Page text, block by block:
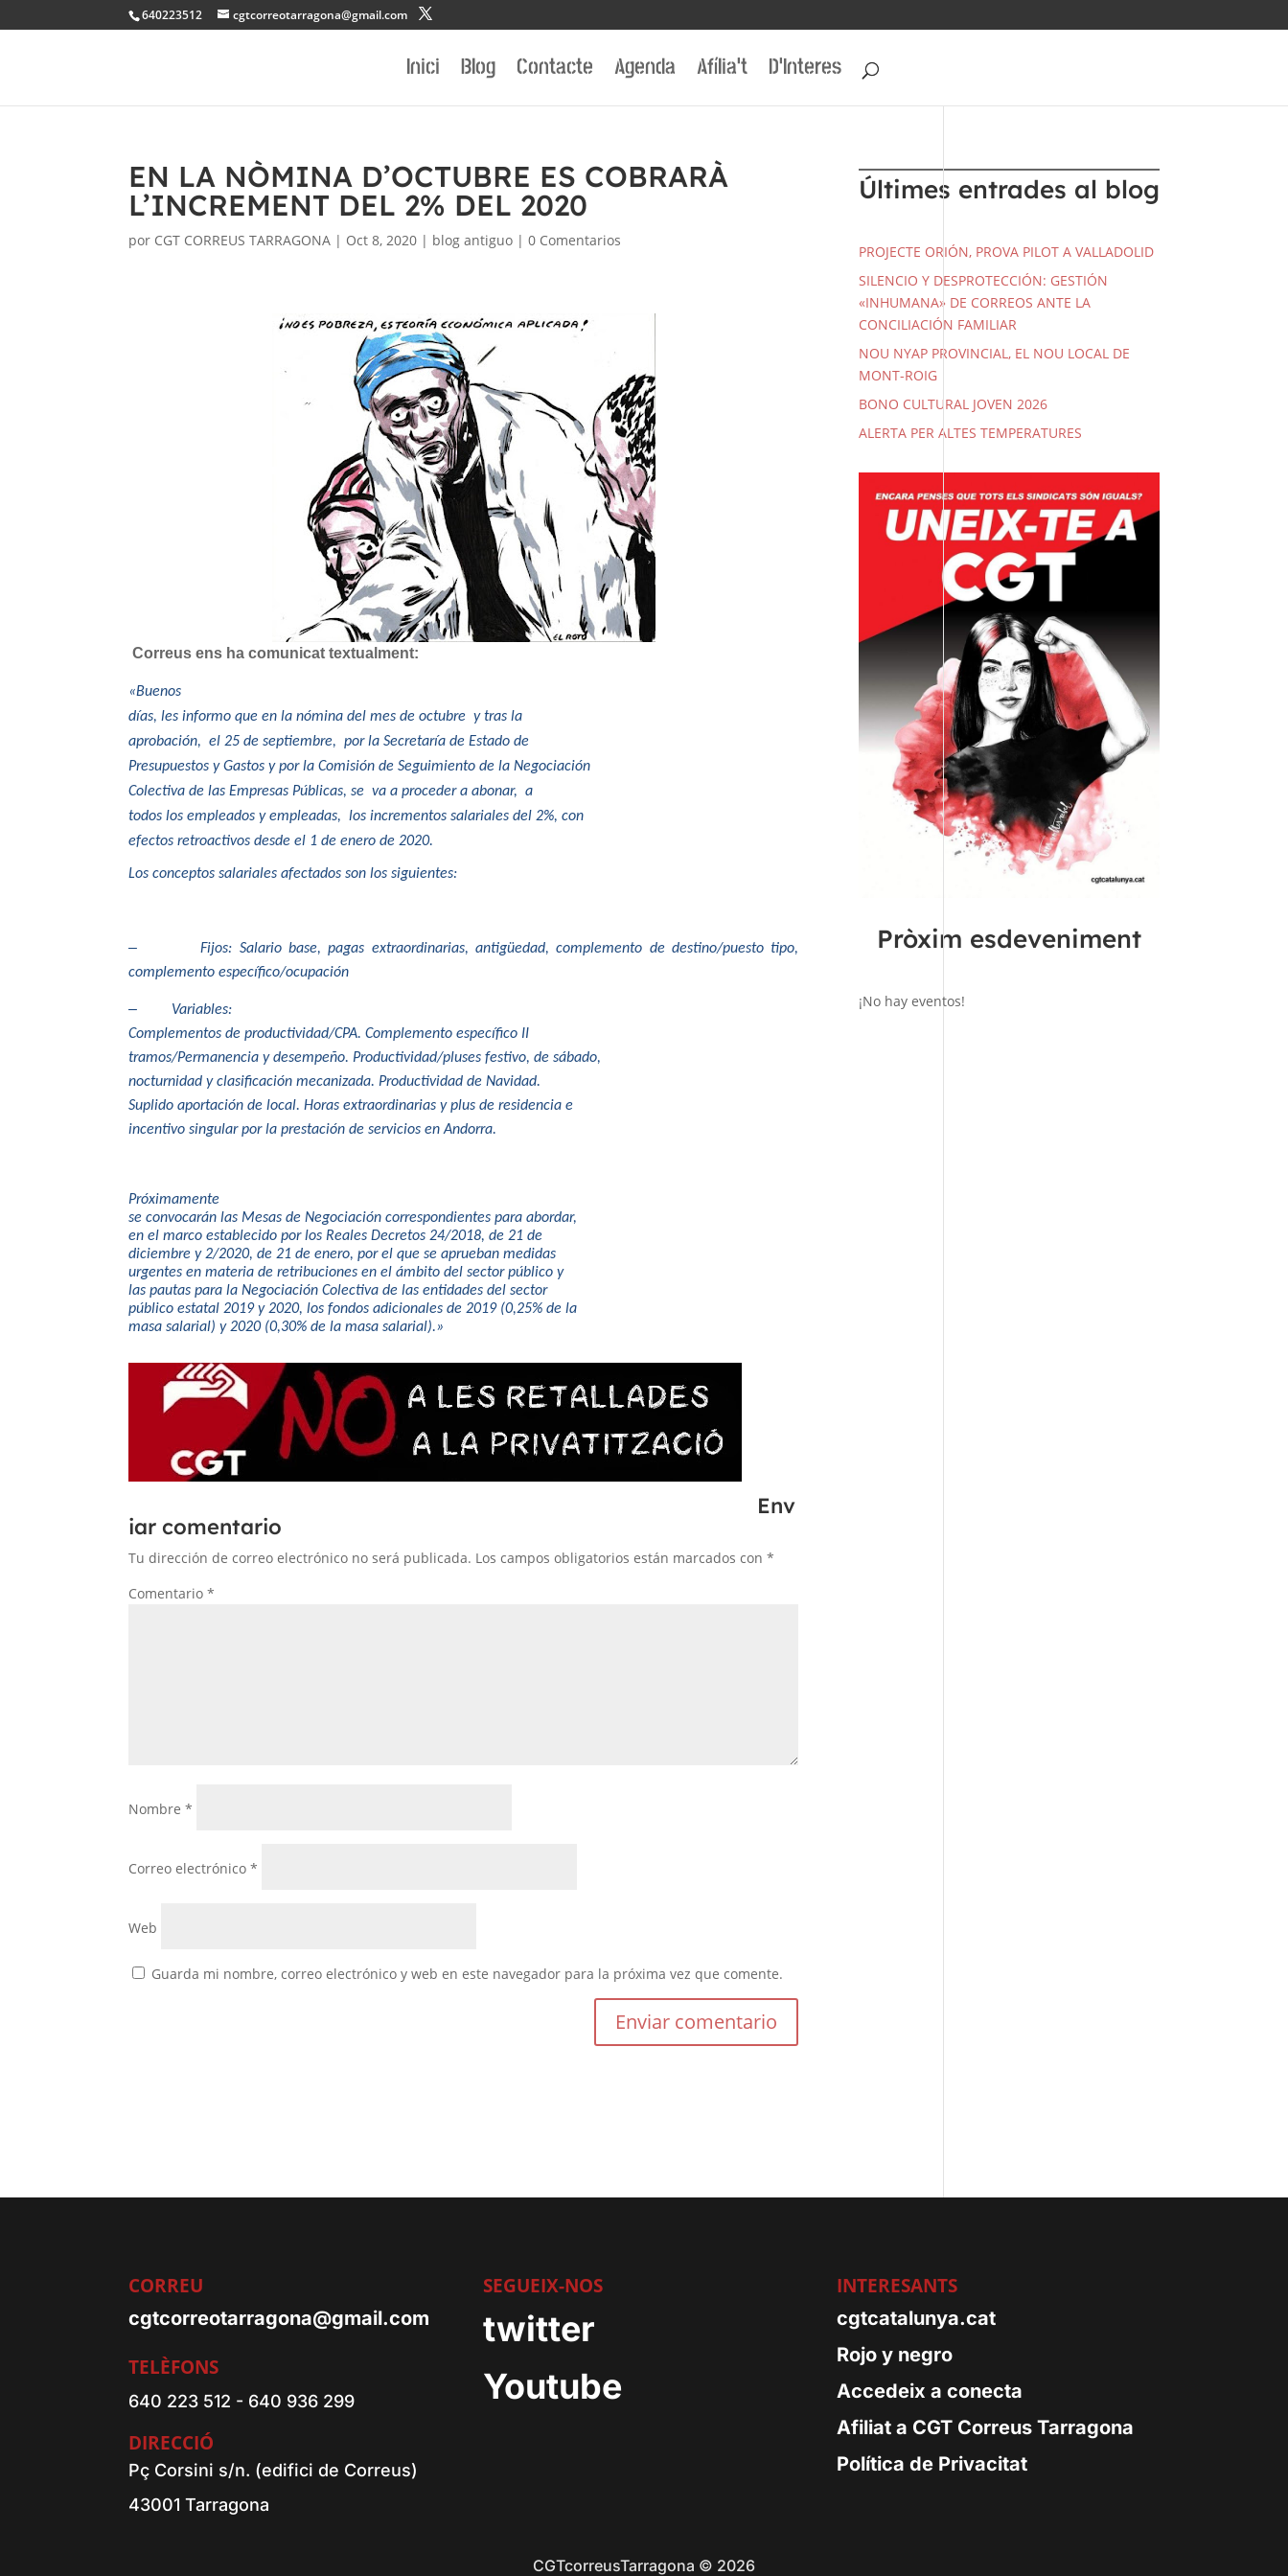
640223512 cgtcorreotarragona@gmail.com
Inici Blog Contacte Agenda Afília’t D’Interes
EN LA NÒMINA D’OCTUBRE ES COBRARÀ
L’INCREMENT DEL 2% DEL 2020
por CGT CORREUS TARRAGONA | Oct 8, 2020 | blog antiguo |0 Comentarios
Correus ens ha comunicat textualment:
«Buenos
días, les informo que en la nómina del mes de octubre y tras la
aprobación, el 25 de septiembre, por la Secretaría de Estado de
Presupuestos y Gastos y por la Comisión de Seguimiento de la Negociación
Colectiva de las Empresas Públicas, se va a proceder a abonar, a
todos los empleados y empleadas, los incrementos salariales del 2%, con
efectos retroactivos desde el 1 de enero de 2020.
Los conceptos salariales afectados son los siguientes:
–
Fijos: Salario base, pagas extraordinarias, antigüedad, complemento de destino/puesto tipo,
complemento específico/ocupación
–
Variables:
Complementos de productividad/CPA. Complemento específico II
tramos/Permanencia y desempeño. Productividad/pluses festivo, de sábado,
nocturnidad y clasificación mecanizada. Productividad de Navidad.
Suplido aportación de local. Horas extraordinarias y plus de residencia e
incentivo singular por la prestación de servicios en Andorra.
Próximamente
se convocarán las Mesas de Negociación correspondientes para abordar,
en el marco establecido por los Reales Decretos 24/2018, de 21 de
diciembre y 2/2020, de 21 de enero, por el que se aprueban medidas
urgentes en materia de retribuciones en el ámbito del sector público y
las pautas para la Negociación Colectiva de las entidades del sector
público estatal 2019 y 2020, los fondos adicionales de 2019 (0,25% de la
masa salarial) y 2020 (0,30% de la masa salarial).»
Env
iar comentario
Tu dirección de correo electrónico no será publicada. Los campos obligatorios están marcados con*
Comentario*
Nombre*
Correo electrónico*
Web
Guarda mi nombre, correo electrónico y web en este navegador para la próxima vez que comente.
Últimes entrades al blog
PROJECTE ORIÓN, PROVA PILOT A VALLADOLID
SILENCIO Y DESPROTECCIÓN: GESTIÓN
«INHUMANA» DE CORREOS ANTE LA
CONCILIACIÓN FAMILIAR
NOU NYAP PROVINCIAL, EL NOU LOCAL DE
MONT-ROIG
BONO CULTURAL JOVEN 2026
ALERTA PER ALTES TEMPERATURES
Pròxim esdeveniment
¡No hay eventos!
CORREU
cgtcorreotarragona@gmail.com
TELÈFONS
640 223 512 - 640 936 299
DIRECCIÓ
Pç Corsini s/n. (edifici de Correus)
43001 Tarragona
SEGUEIX-NOS
twitter
Youtube
INTERESANTS
cgtcatalunya.cat
Rojo y negro
Accedeix a conecta
Afiliat a CGT Correus Tarragona
Política de Privacitat
CGTcorreusTarragona © 2026